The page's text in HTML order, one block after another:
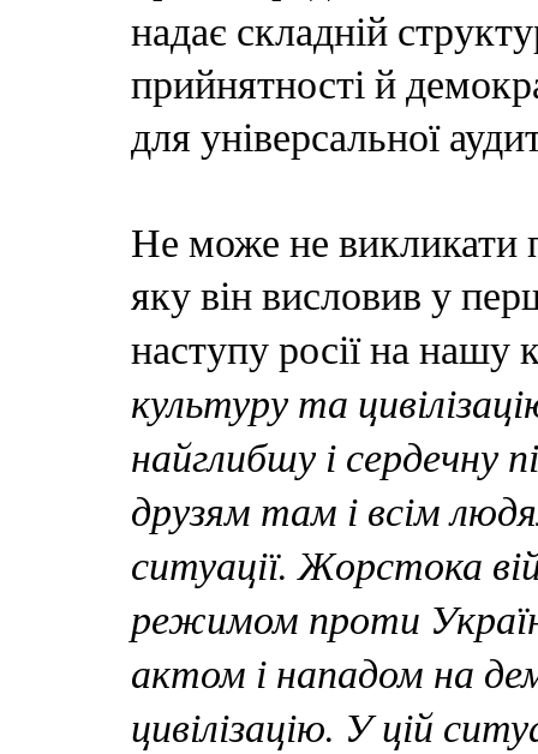
надає складній
прийнятності й
для універсальної
Не може не викликати
яку він висловив у
наступу росії на нашу
культуру та
найглибшу і сердечну
друзям там і всім
ситуації. Жорстока
режимом проти
актом і нападом на
цивілізацію. У цій